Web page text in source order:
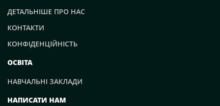
НАПИСАТИ НАМ
ДЕТАЛЬНІШЕ ПРО НАС
КОНТАКТИ
КОНФІДЕНЦІЙНІСТЬ
ОСВІТА
НАВЧАЛЬНІ ЗАКЛАДИ